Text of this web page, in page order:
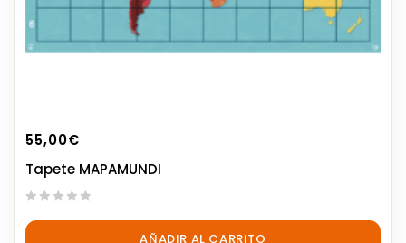
55,00€
Tapete MAPAMUNDI
out
AÑADIR AL CARRITO